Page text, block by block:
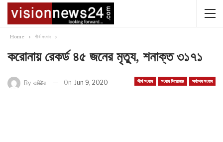
Home শীর্ষ সংবাদ
করোনায় রেকর্ড ৪৫ জনের মৃত্যু, শনাক্ত ৩১৭১
শীর্ষ সংবাদ সংবাদ শিরোনাম সর্বশেষ সংবাদ
By এডিটর On Jun 9, 2020